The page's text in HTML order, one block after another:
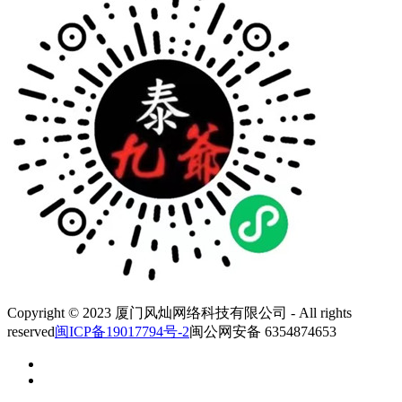
Copyright © 2023 厦门风灿网络科技有限公司 - All rights
reserved闽ICP备19017794号-2闽公网安备 6354874653